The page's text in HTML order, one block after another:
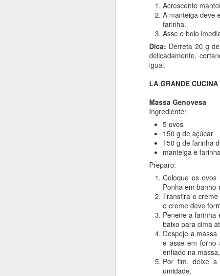
Acrescente
A manteiga deve
farinha.
Asse o bolo
Dica: Derreta 20 g
delicadamente,
igual.
LA GRANDE CUCINA
Massa Genovesa
Ingrediente:
5 ovos
150 g de açúcar
150 g de farinha
manteiga e
Preparo:
Coloque os
Ponha em
Transfira o
o creme deve
Peneire a farinha
baixo para cima
Despeje a
e asse em forno
enfiado na
Por fim, deixe a
umidade.